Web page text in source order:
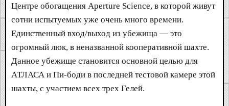
Центре обогащения Aperture Science, в которой живут
сотни испытуемых уже очень много времени.
Единственный вход/выход из убежища — это
огромный люк, в неназванной кооперативной шахте.
Данное убежище становится основной целью для
АТЛАСА и Пи-боди в последней тестовой камере этой
шахты, с участием всех трех Гелей.